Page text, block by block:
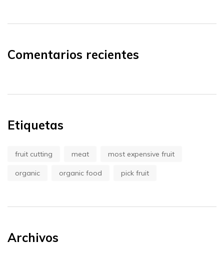
Comentarios recientes
Etiquetas
fruit cutting meat most expensive fruit
organic organic food pick fruit
Archivos